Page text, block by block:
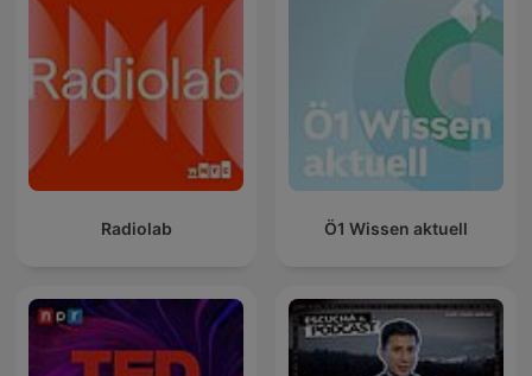
Radiolab Ö1 Wissen aktuell